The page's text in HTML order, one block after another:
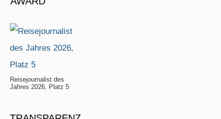
Reisejournalist des
Jahres 2026, Platz 5